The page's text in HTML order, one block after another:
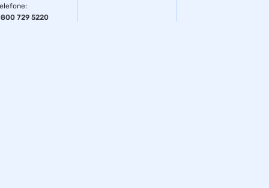
:
729 5220